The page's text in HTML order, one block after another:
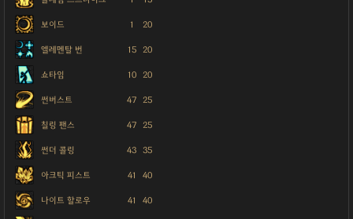
보이드 1 20
엘레멘탈 번 15 20
쇼타임 10 20
썬버스트 47 25
칠링 팬스 47 25
썬더 콜링 43 35
아크틱 피스트 41 40
나이트 할로우 41 40